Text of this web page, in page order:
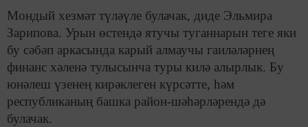
Мондый хезмәт түләүле булачак, диде Эльмира
Зарипова. Урын өстендә ятучы туганнарын теге яки
бу сәбәп аркасында карый алмаучы гаиләләрнең
финанс хәленә тулысынча туры килә алырлык. Бу
юнәлеш үзенең кирәклеген күрсәтте, һәм
республиканың башка район-шәһәрләрендә дә
булачак.